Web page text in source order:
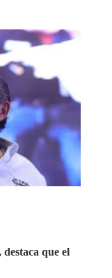
destaca que el